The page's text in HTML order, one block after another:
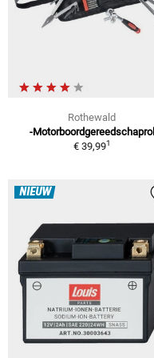
Rothewald
-Motorboordgereedschaprol
€ 39,991
NIEUW